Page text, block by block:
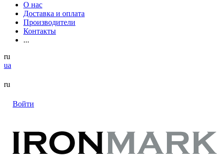
О нас
Доставка и оплата
Производители
Контакты
...
ru
ua
ru
Войти